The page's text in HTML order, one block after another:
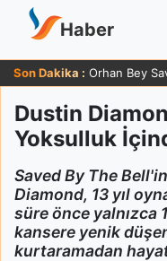
Haber
Son Dakika : Zafer Ergin 83
Dustin
Yoksulluk
Saved By The
Diamond, 13 yıl
süre önce yalnızca
kansere yenik
kurtaramadan